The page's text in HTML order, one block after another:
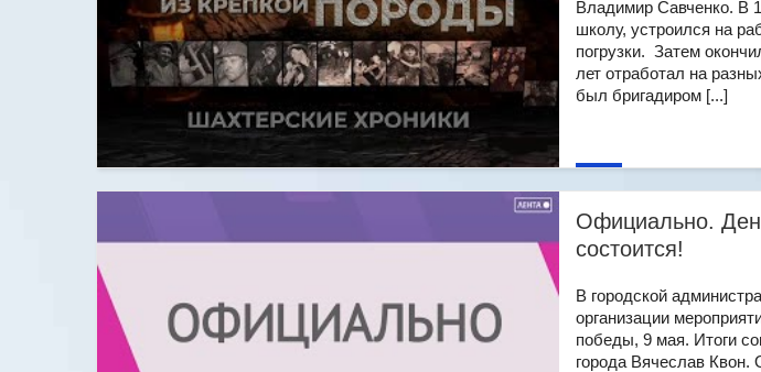
Владимир Савченко. В
школу, устроился на
погрузки. Затем
лет отработал на
был бригадиром [...]
Официально.
состоится!
В городской
организации
победы, 9 мая. Итоги
города Вячеслав Квон.